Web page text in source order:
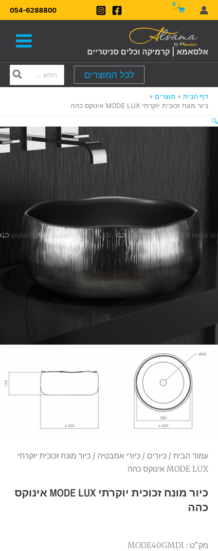
דילוג
לתוכן
054-6288800
אלסאמא | קרמיקה וכלים סניטריים
לכל המוצרים
for:
דף הבית
מוצרים
כיור מונח זכוכית יוקרתי MODE LUX אינוקס כהה
🔍
עמוד הבית / כיורים / כיורי אמבטיה / כיור מונח זכוכית יוקרתי
MODE LUX אינוקס כהה
כיור מונח זכוכית יוקרתי MODE LUX אינוקס
כהה
מק"ט : MODE40GMDI